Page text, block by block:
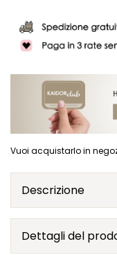
Vuoi acquistarlo in
Descrizione
Dettagli del